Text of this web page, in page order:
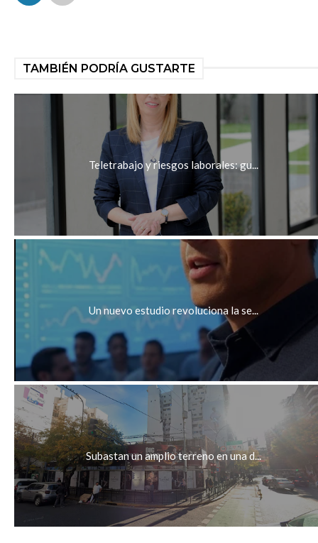
TAMBIÉN PODRÍA GUSTARTE
Teletrabajo y riesgos laborales: gu...
Un nuevo estudio revoluciona la se...
Subastan un amplio terreno en una d...